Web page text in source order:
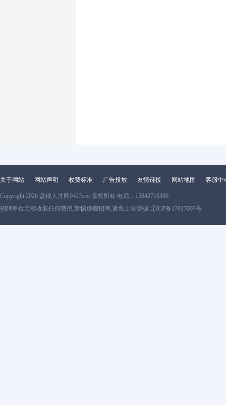
关于网站 网站声明 收费标准 广告投放 友情链接 网站地图 客服中
Copyright 2026 盘锦人才网0427ceo 版权所有 电话：15942716300
招聘单位无权收取任何费用,警惕虚假招聘,避免上当受骗 辽ICP备17017007号